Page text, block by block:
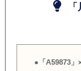
「
●「A59873」